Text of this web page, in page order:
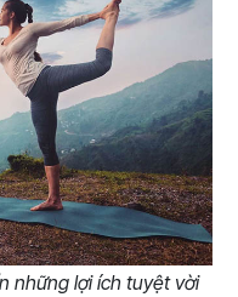
những lợi ích tuyệt vời